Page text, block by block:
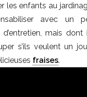
les enfants au
avec un
d’entretien, mais
s’ils veulent un
fraises.